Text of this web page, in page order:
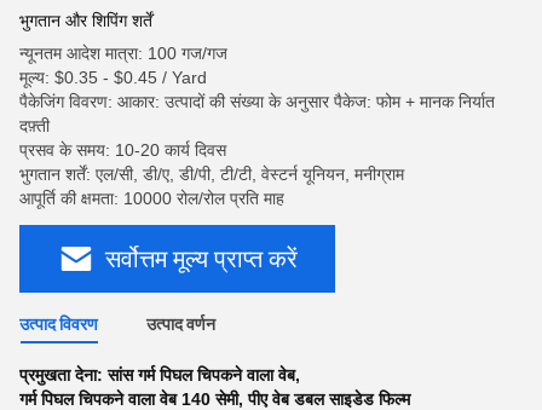
भुगतान और शिपिंग शर्तें
न्यूनतम आदेश मात्रा: 100 गज/गज
मूल्य: $0.35 - $0.45 / Yard
पैकेजिंग विवरण: आकार: उत्पादों की संख्या के अनुसार पैकेज: फोम + मानक निर्यात
दफ़्ती
प्रसव के समय: 10-20 कार्य दिवस
भुगतान शर्तें: एल/सी, डी/ए, डी/पी, टी/टी, वेस्टर्न यूनियन, मनीग्राम
आपूर्ति की क्षमता: 10000 रोल/रोल प्रति माह
सर्वोत्तम मूल्य प्राप्त करें
उत्पाद विवरण उत्पाद वर्णन
प्रमुखता देना:सांस गर्म पिघल चिपकने वाला वेब,
गर्म पिघल चिपकने वाला वेब 140 सेमी,पीए वेब डबल साइडेड फिल्म